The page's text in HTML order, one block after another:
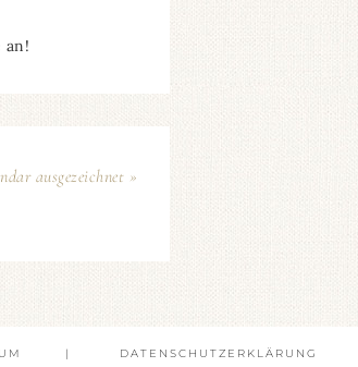
an!
ausgezeichnet »
DATENSCHUTZERKLÄRUNG